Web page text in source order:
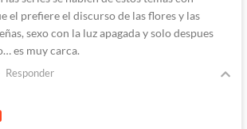
el prefiere el discurso de las flores y las
sexo con la luz apagada y solo despues
es muy carca.
Responder